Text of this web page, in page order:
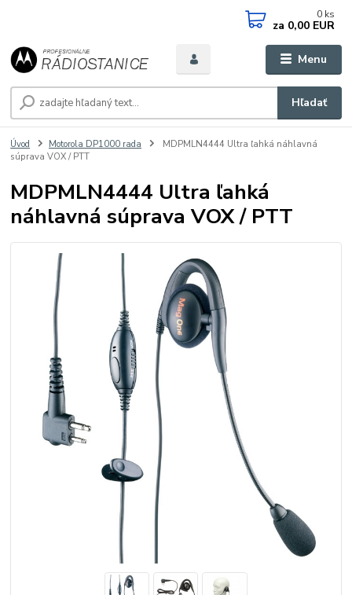
Menu
Hľadať
0 ks
za 0,00 EUR
Úvod Motorola DP1000 rada
MDPMLN4444 Ultra ľahká náhlavná
súprava VOX / PTT
MDPMLN4444 Ultra ľahká
náhlavná súprava VOX / PTT